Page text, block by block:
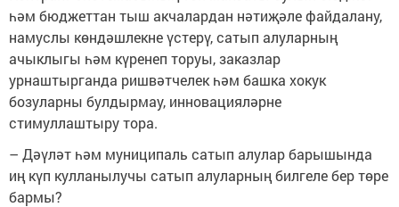
һәм бюджеттан тыш акчалардан нәтиҗәле файдалану,
намуслы көндәшлекне үстерү, сатып алуларның
ачыклыгы һәм күренеп торуы, заказлар
урнаштырганда ришвәтчелек һәм башка хокук
бозуларны булдырмау, инновацияләрне
стимуллаштыру тора.
– Дәүләт һәм муниципаль сатып алулар барышында
иң күп кулланылучы сатып алуларның билгеле бер төре
бармы?